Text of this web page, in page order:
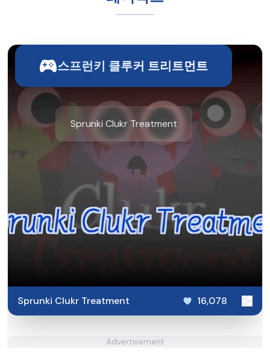
스프런키 클루커 트리트먼트
Sprunki Clukr Treatment
Sprunki Clukr Treatment 16,078
Advertisement